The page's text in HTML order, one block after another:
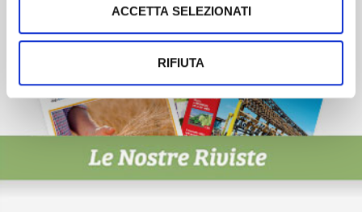
ACCETTA SELEZIONATI
RIFIUTA